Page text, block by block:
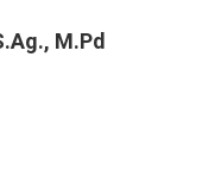
M.Pd